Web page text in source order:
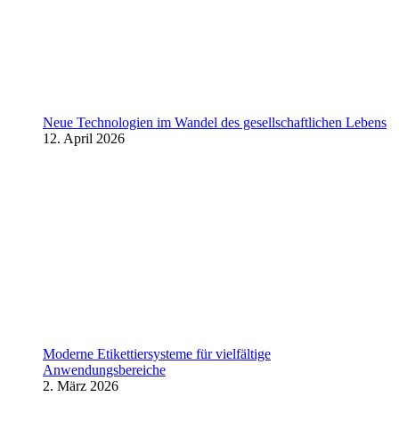
Neue Technologien im Wandel des gesellschaftlichen Lebens
12. April 2026
Moderne Etikettiersysteme für vielfältige
Anwendungsbereiche
2. März 2026